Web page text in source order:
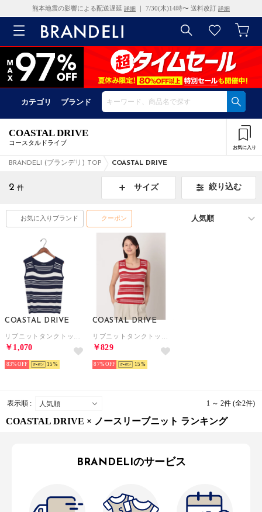
熊本地震の影響による配送遅延 詳細 ｜ 7/30(木)14時〜 送料改訂 詳細
カテゴリ ブランド
COASTAL DRIVE
コースタルドライブ
お気に入り
BRANDELI (ブランデリ) TOP COASTAL DRIVE
2 件 サイズ 絞り込む
お気に入りブランド クーポン
COASTAL DRIVE
￥1,070
83% 15
COASTAL DRIVE
￥829
87% 15
表示順 : 1 ～ 2件 (全2件)
COASTAL DRIVE × ノースリーブニット ランキング
BRANDELIのサービス